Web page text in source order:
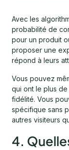
Avec les
probabilité de
pour un produit
proposer une
répond à leurs
Vous pouvez
qui ont le plus
fidélité. Vous
spécifique sans
autres visiteurs
4.